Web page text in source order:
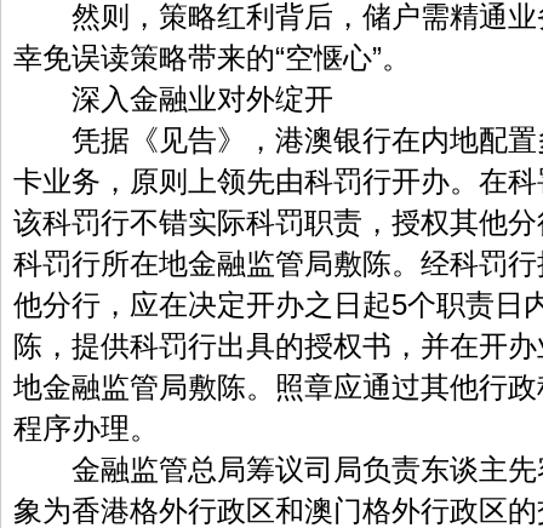
然则，策略红利背后，储户需精通业
幸免误读策略带来的“空惬心”。
深入金融业对外绽开
凭据《见告》，港澳银行在内地配置
卡业务，原则上领先由科罚行开办。在
该科罚行不错实际科罚职责，授权其他
科罚行所在地金融监管局敷陈。经科罚
他分行，应在决定开办之日起5个职责日
陈，提供科罚行出具的授权书，并在开
地金融监管局敷陈。照章应通过其他行
程序办理。
金融监管总局筹议司局负责东谈主先
象为香港格外行政区和澳门格外行政区